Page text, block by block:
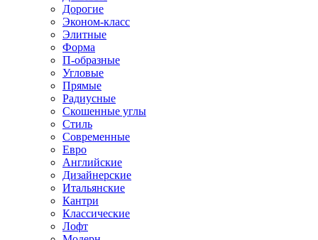
Дорогие
Эконом-класс
Элитные
Форма
П-образные
Угловые
Прямые
Радиусные
Скошенные углы
Стиль
Современные
Евро
Английские
Дизайнерские
Итальянские
Кантри
Классические
Лофт